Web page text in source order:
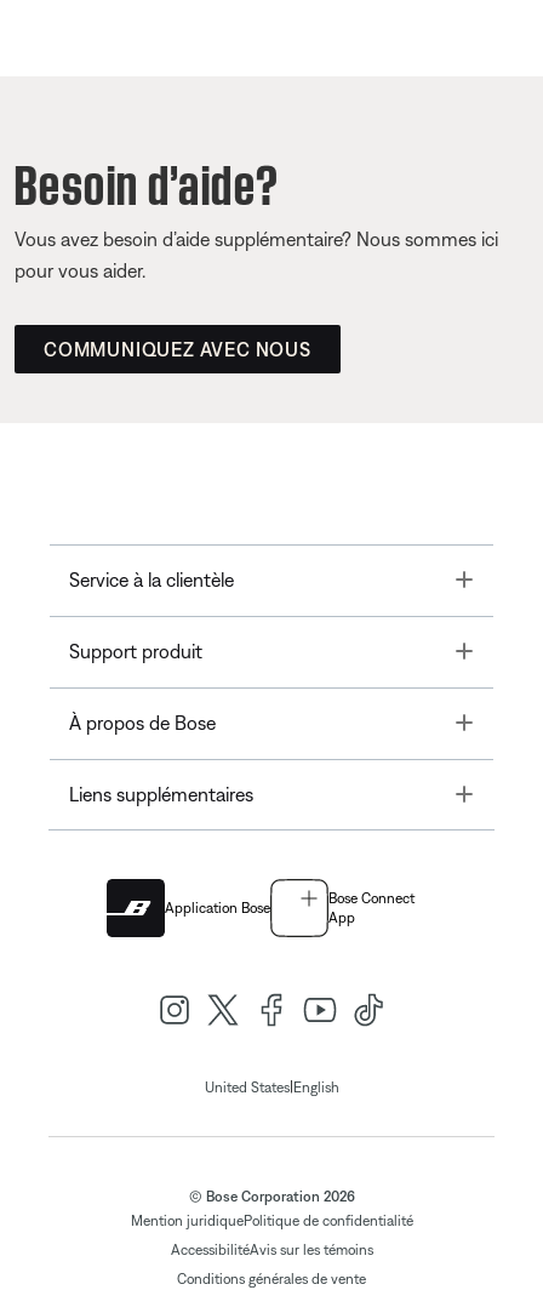
Besoin d’aide?
Vous avez besoin d’aide supplémentaire? Nous sommes ici
pour vous aider.
COMMUNIQUEZ AVEC NOUS
Service à la clientèle Toggle
Support produit Toggle
À propos de Bose Toggle
Liens supplémentaires Toggle
Application Bose
Bose Connect
App
United States| English
© Bose Corporation 2026
Mention juridiquePolitique de confidentialité
AccessibilitéAvis sur les témoins
Conditions générales de vente